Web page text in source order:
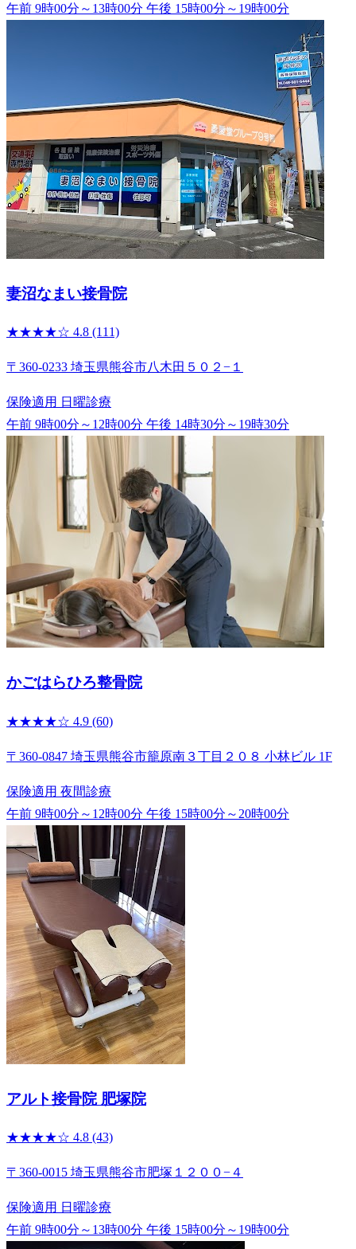
午前 9時00分～13時00分 午後 15時00分～19時00分
妻沼なまい接骨院
★★★★☆ 4.8 (111)
〒360-0233 埼玉県熊谷市八木田５０２−１
保険適用 日曜診療
午前 9時00分～12時00分 午後 14時30分～19時30分
かごはらひろ整骨院
★★★★☆ 4.9 (60)
〒360-0847 埼玉県熊谷市籠原南３丁目２０８ 小林ビル 1F
保険適用 夜間診療
午前 9時00分～12時00分 午後 15時00分～20時00分
アルト接骨院 肥塚院
★★★★☆ 4.8 (43)
〒360-0015 埼玉県熊谷市肥塚１２００−４
保険適用 日曜診療
午前 9時00分～13時00分 午後 15時00分～19時00分